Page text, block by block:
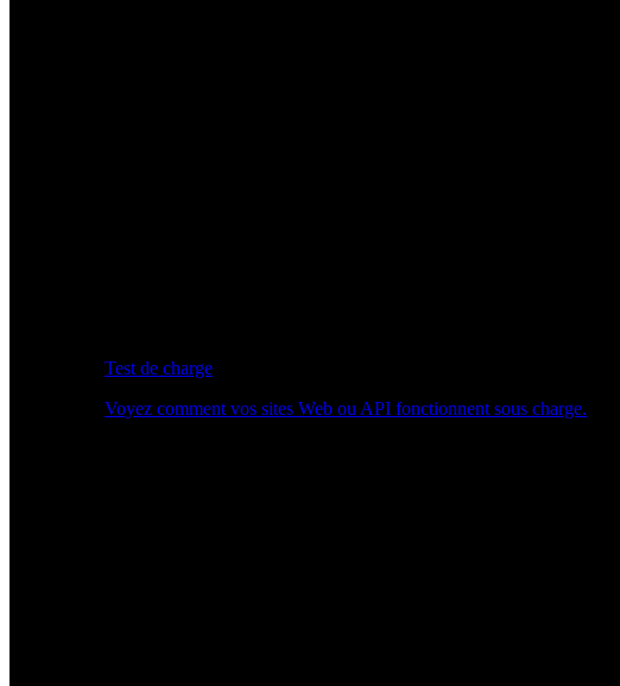
Test de charge
Voyez comment vos sites Web ou API fonctionnent sous charge.